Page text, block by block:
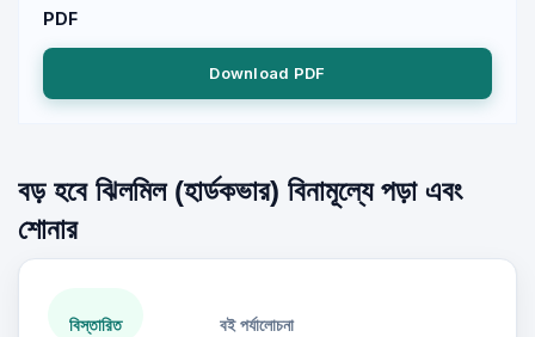
PDF
Download PDF
বড় হবে ঝিলমিল (হার্ডকভার) বিনামূল্যে পড়া এবং
শোনার
বিস্তারিত বই পর্যালোচনা